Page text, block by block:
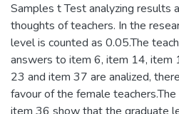
Samples t Test analyzing results
thoughts of teachers. In the
level is counted as 0.05.The
answers to item 6, item 14, item
23 and item 37 are analized,
favour of the female